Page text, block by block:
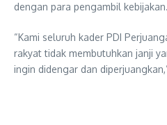
dengan para pengambil kebijakan.
“Kami seluruh kader PDI
rakyat tidak membutuhkan janji
ingin didengar dan